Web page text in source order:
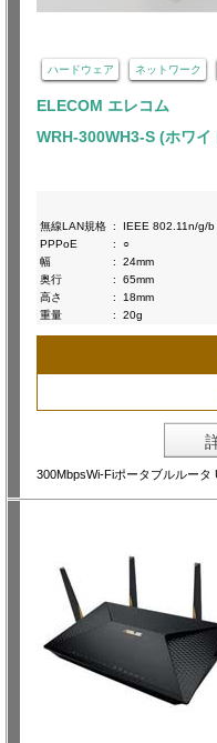
ハードウェア ネットワーク
ELECOM エレコム
WRH-300WH3-S (ホワイ
無線LAN規格 :
IEEE 802.11n/g/b
PPPoE
:
○
幅
:
24mm
奥行
:
65mm
高さ
:
18mm
重量
: 20g
300MbpsWi-Fiポータブルルータ